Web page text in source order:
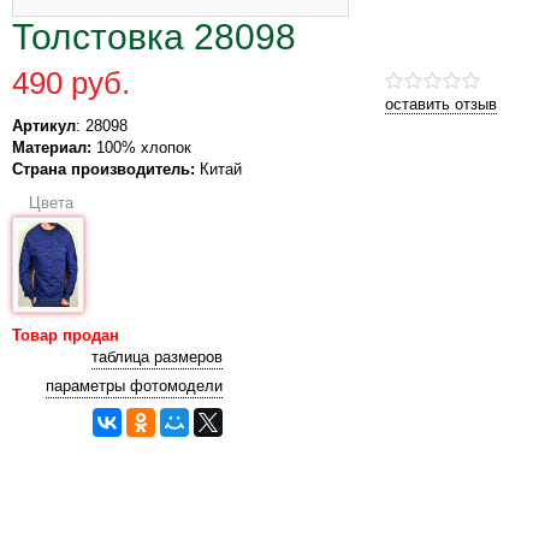
Толстовка 28098
оставить отзыв
490 руб.
Артикул: 28098
Материал: 100% хлопок
Страна производитель: Китай
Цвета
Товар продан
таблица размеров
параметры фотомодели